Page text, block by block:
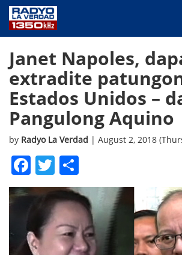
PUBLIC SERVICE
ANNOUNCEMENTS
PROGRAMS
ABOUT
CONTACT US
Janet Napoles,
extradite
Estados Unidos –
Pangulong Aquino
by Radyo La Verdad | August 2, 2018
Facebook
Twitter